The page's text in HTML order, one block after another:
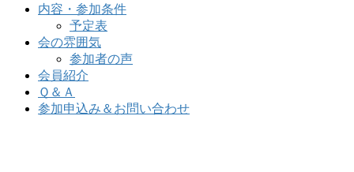
内容・参加条件
予定表
会の雰囲気
参加者の声
会員紹介
Ｑ＆Ａ
参加申込み＆お問い合わせ